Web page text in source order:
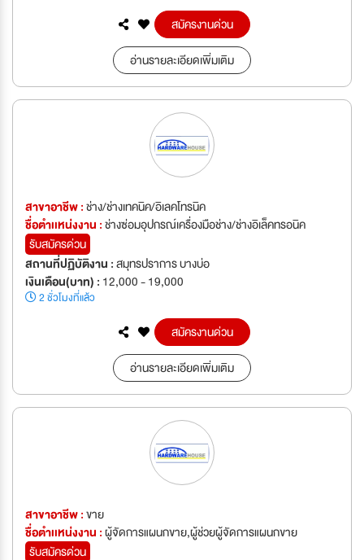
สมัครงานด่วน
อ่านรายละเอียดเพิ่มเติม
สาขาอาชีพ :ช่าง/ช่างเทคนิค/อิเลคโทรนิค
ชื่อตำเเหน่งงาน :ช่างซ่อมอุปกรณ์เครื่องมือช่าง/ช่างอิเล็คทรอนิค
รับสมัครด่วน
สถานที่ปฏิบัติงาน :สมุทรปราการ บางบ่อ
เงินเดือน(บาท) : 12,000 - 19,000
2 ชั่วโมงที่แล้ว
สมัครงานด่วน
อ่านรายละเอียดเพิ่มเติม
สาขาอาชีพ :ขาย
ชื่อตำเเหน่งงาน :ผู้จัดการแผนกขาย,ผู้ช่วยผู้จัดการแผนกขาย
รับสมัครด่วน